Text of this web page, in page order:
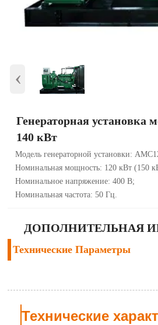
‹
Генераторная установка
140 кВт
Модель генераторной установки:
Номинальная мощность: 120 кВт (150
Номинальное напряжение: 400 В;
Номинальная частота: 50 Гц.
ДОПОЛНИТЕЛЬНАЯ
Технические Параметры
Технические